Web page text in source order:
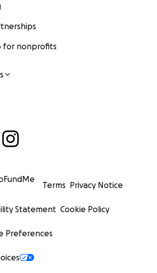
for nonprofits
Terms Privacy Notice
Statement Cookie Policy
Preferences